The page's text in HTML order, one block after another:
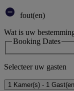
fout(en)
Wat is uw
Booking Dates
Selecteer uw gasten
1 Kamer(s) - 1